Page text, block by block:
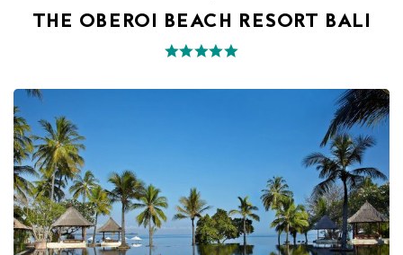
THE OBEROI BEACH RESORT BALI